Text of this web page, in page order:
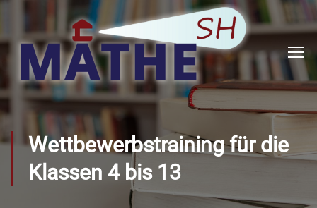
Wettbewerbstraining für die
Klassen 4 bis 13